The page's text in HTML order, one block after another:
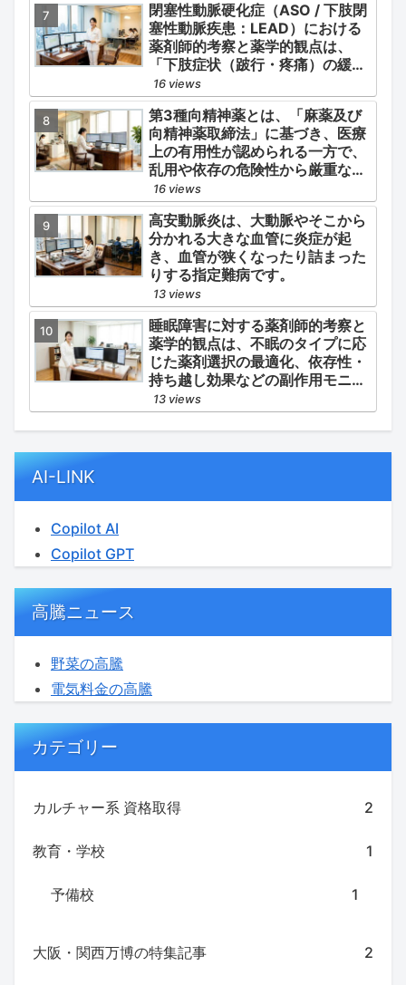
閉塞性動脈硬化症（ASO / 下肢閉
塞性動脈疾患：LEAD）における
薬剤師的考察と薬学的観点は、
「下肢症状（跛行・疼痛）の緩
和」と「全身性動脈硬化による脳
心血管イベント（脳梗塞・心筋梗
塞）の二次予防」の2軸を同時に
管理することにあります。
16 views
第3種向精神薬とは、「麻薬及び
向精神薬取締法」に基づき、医療
上の有用性が認められる一方で、
乱用や依存の危険性から厳重な管
理・規制が必要とされる薬物のう
ち、第1種・第2種よりも比較的リ
スクが低いと判断されて指定され
ている医薬品の分類です。
16 views
高安動脈炎は、大動脈やそこから
分かれる大きな血管に炎症が起
き、血管が狭くなったり詰まった
りする指定難病です。
13 views
睡眠障害に対する薬剤師的考察と
薬学的観点は、不眠のタイプに応
じた薬剤選択の最適化、依存性・
持ち越し効果などの副作用モニタ
リング、そして生活習慣（睡眠衛
生）の改善支援にあります。
13 views
AI-LINK
Copilot AI
Copilot GPT
高騰ニュース
野菜の高騰
電気料金の高騰
カテゴリー
カルチャー系 資格取得 2
教育・学校 1
予備校 1
大阪・関西万博の特集記事 2